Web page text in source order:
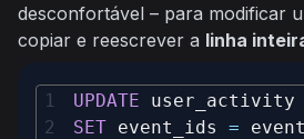
desconfortável – para modificar
copiar e reescrever a linha
UPDATE
SET event_ids =